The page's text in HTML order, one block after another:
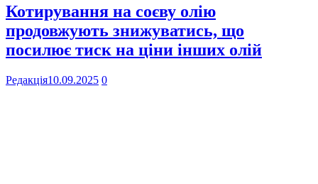
Котирування на соєву олію
продовжують знижуватись, що
посилює тиск на ціни інших олій
Редакція10.09.2025 0